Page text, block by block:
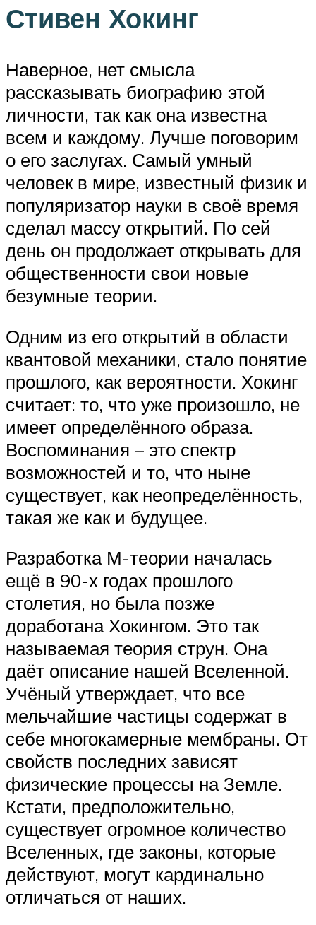
Стивен Хокинг
Наверное, нет смысла
рассказывать биографию этой
личности, так как она известна
всем и каждому. Лучше поговорим
о его заслугах. Самый умный
человек в мире, известный физик и
популяризатор науки в своё время
сделал массу открытий. По сей
день он продолжает открывать для
общественности свои новые
безумные теории.
Одним из его открытий в области
квантовой механики, стало понятие
прошлого, как вероятности. Хокинг
считает: то, что уже произошло, не
имеет определённого образа.
Воспоминания – это спектр
возможностей и то, что ныне
существует, как неопределённость,
такая же как и будущее.
Разработка М-теории началась
ещё в 90-х годах прошлого
столетия, но была позже
доработана Хокингом. Это так
называемая теория струн. Она
даёт описание нашей Вселенной.
Учёный утверждает, что все
мельчайшие частицы содержат в
себе многокамерные мембраны. От
свойств последних зависят
физические процессы на Земле.
Кстати, предположительно,
существует огромное количество
Вселенных, где законы, которые
действуют, могут кардинально
отличаться от наших.